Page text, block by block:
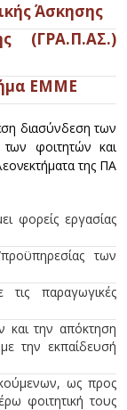
Άσκησης
(ΓΡΑ.Π.ΑΣ.)
ΕΜΜΕ
διασύνδεση των
φοιτητών και
της ΠΑ
φορείς εργασίας
των
παραγωγικές
την απόκτηση
την εκπαίδευσή
ως προς
φοιτητική τους